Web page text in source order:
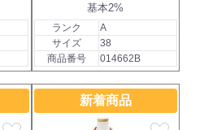
基本2%
ランク
A
サイズ
38
商品番号
014662B
新着商品